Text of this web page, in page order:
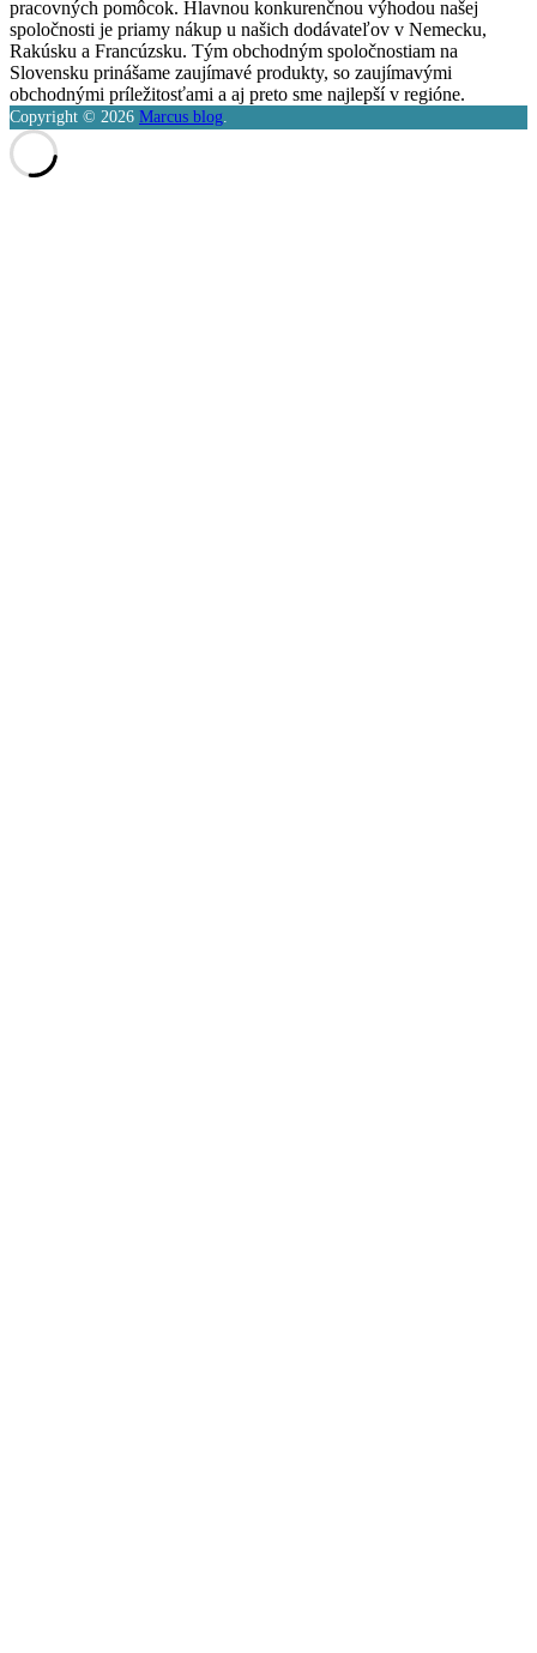
pracovných pomôcok. Hlavnou konkurenčnou výhodou našej
spoločnosti je priamy nákup u našich dodávateľov v Nemecku,
Rakúsku a Francúzsku. Tým obchodným spoločnostiam na
Slovensku prinášame zaujímavé produkty, so zaujímavými
obchodnými príležitosťami a aj preto sme najlepší v regióne.
Copyright © 2026 Marcus blog